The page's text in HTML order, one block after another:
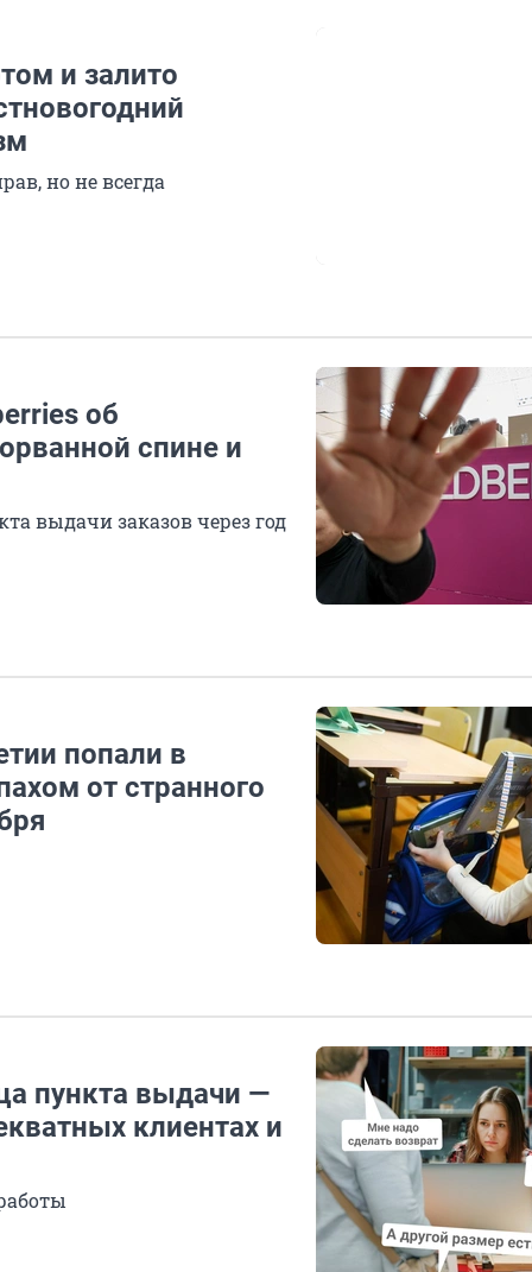
и залито
но не всегда
об
спине и
выдачи заказов через год
попали в
от странного
пункта выдачи —
клиентах и